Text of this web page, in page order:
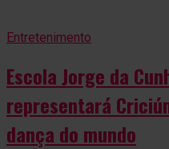
Entretenimento
Escola Jorge da
representará
dança do mundo